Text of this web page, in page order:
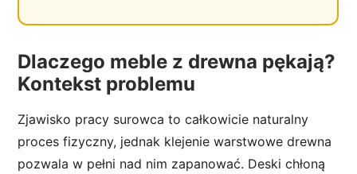
Dlaczego meble z drewna pękają?
Kontekst problemu
Zjawisko pracy surowca to całkowicie naturalny
proces fizyczny, jednak klejenie warstwowe drewna
pozwala w pełni nad nim zapanować. Deski chłoną